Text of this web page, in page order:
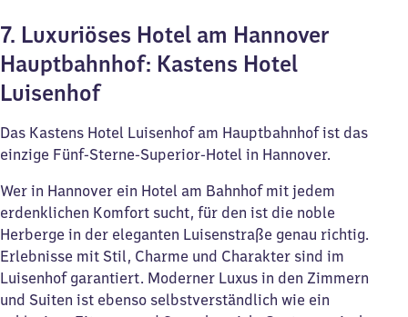
7. Luxuriöses Hotel am Hannover
Hauptbahnhof: Kastens Hotel
Luisenhof
Das Kastens Hotel Luisenhof am Hauptbahnhof ist das
einzige Fünf-Sterne-Superior-Hotel in Hannover.
Wer in Hannover ein Hotel am Bahnhof mit jedem
erdenklichen Komfort sucht, für den ist die noble
Herberge in der eleganten Luisenstraße genau richtig.
Erlebnisse mit Stil, Charme und Charakter sind im
Luisenhof garantiert. Moderner Luxus in den Zimmern
und Suiten ist ebenso selbstverständlich wie ein